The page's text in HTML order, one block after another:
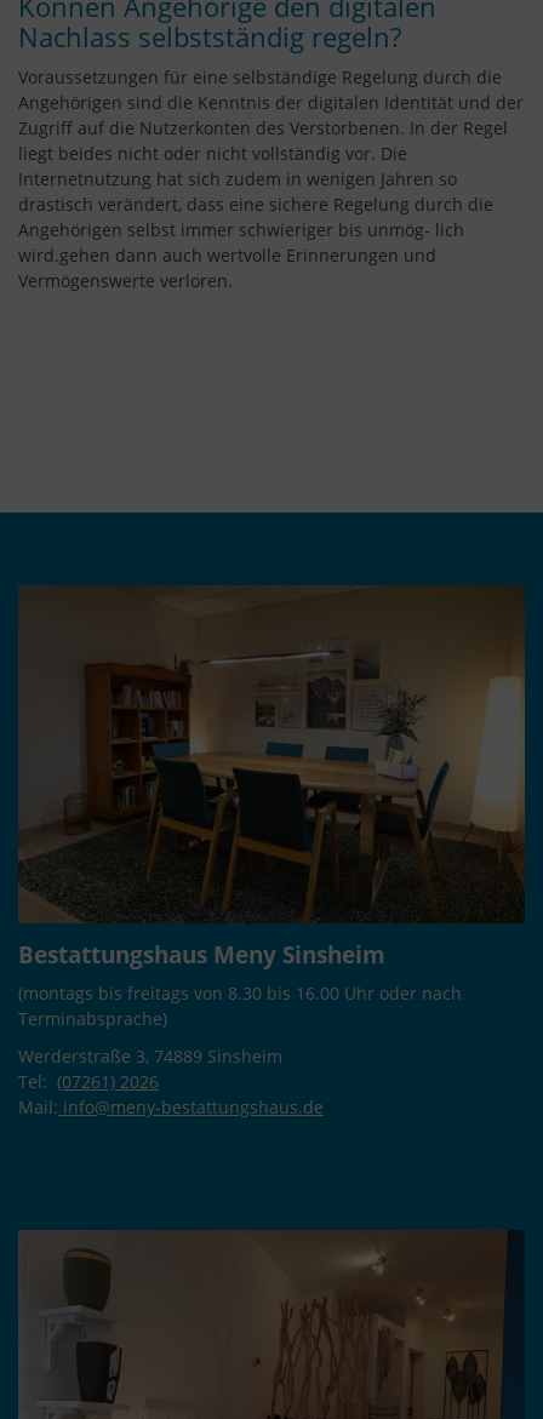
Nachlass selbstständig regeln?
Voraussetzungen für eine selbständige Regelung durch die
Angehörigen sind die Kenntnis der digitalen Identität und der
Zugriff auf die Nutzerkonten des Verstorbenen. In der Regel
liegt beides nicht oder nicht vollständig vor. Die
Internetnutzung hat sich zudem in wenigen Jahren so
drastisch verändert, dass eine sichere Regelung durch die
Angehörigen selbst immer schwieriger bis unmög- lich
wird.gehen dann auch wertvolle Erinnerungen und
Vermögenswerte verloren.
Bestattungshaus Meny Sinsheim
(montags bis freitags von 8.30 bis 16.00 Uhr oder nach
Terminabsprache)
Werderstraße 3, 74889 Sinsheim
Tel: (07261) 2026
Mail: info@meny-bestattungshaus.de